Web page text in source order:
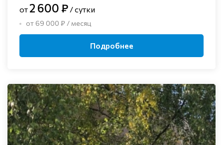
от 2 600 ₽ / сутки
от 69 000 ₽ / месяц
Подробнее